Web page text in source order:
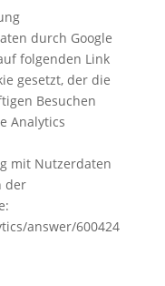
durch Google
folgenden Link
gesetzt, der die
Besuchen
Analytics
mit Nutzerdaten
der
answer/600424